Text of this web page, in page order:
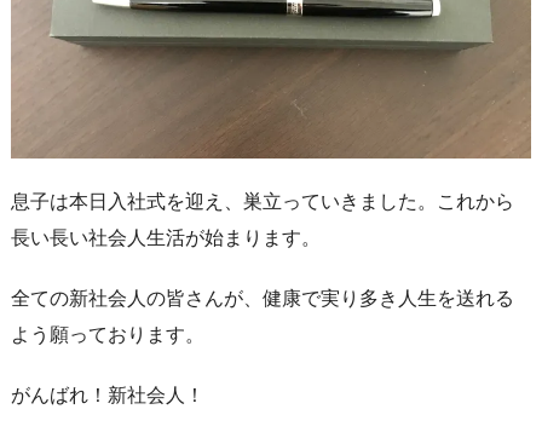
息子は本日入社式を迎え、巣立っていきました。これから
長い長い社会人生活が始まります。
全ての新社会人の皆さんが、健康で実り多き人生を送れる
よう願っております。
がんばれ！新社会人！